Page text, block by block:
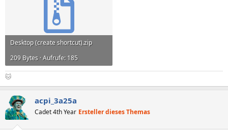
Desktop (create shortcut).zip
209 Bytes · Aufrufe: 185
🐱
acpi_3a25a
Cadet 4th Year Ersteller dieses Themas